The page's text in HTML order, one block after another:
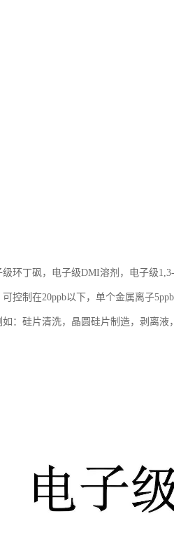
环丁砜，电子级DMI溶剂，电子级
控制在20ppb以下，单个金属离子
：硅片清洗，晶圆硅片制造，剥离液